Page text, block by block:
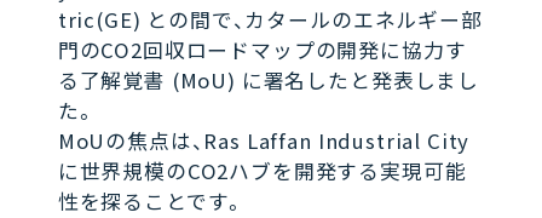
tric(GE) との間で、カタールのエネルギー部
門のCO2回収ロードマップの開発に協力す
る了解覚書 (MoU) に署名したと発表しまし
た。
MoUの焦点は、Ras Laffan Industrial City
に世界規模のCO2ハブを開発する実現可能
性を探ることです。